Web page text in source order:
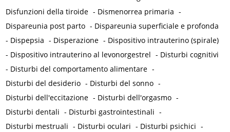
Disfunzioni della tiroide - Dismenorrea primaria -
Dispareunia post parto - Dispareunia superficiale e profonda
- Dispepsia - Disperazione - Dispositivo intrauterino (spirale)
- Dispositivo intrauterino al levonorgestrel - Disturbi cognitivi
- Disturbi del comportamento alimentare -
Disturbi del desiderio - Disturbi del sonno -
Disturbi dell'eccitazione - Disturbi dell'orgasmo -
Disturbi dentali - Disturbi gastrointestinali -
Disturbi mestruali - Disturbi oculari - Disturbi psichici -